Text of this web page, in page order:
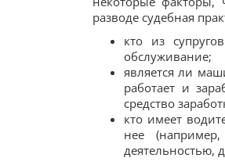
разводе судебная
кто из
обслуживание;
является ли
работает и
средство
кто имеет
нее
деятельностью,